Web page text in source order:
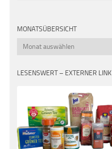
MONATSÜBERSICHT
Monatsübersicht
LESENSWERT – EXTERNER LINK